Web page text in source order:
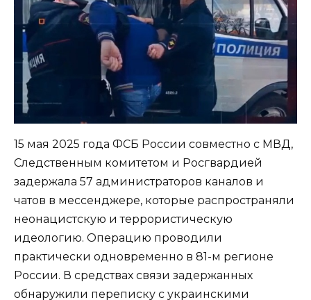
15 мая 2025 года ФСБ России совместно с МВД,
Следственным комитетом и Росгвардией
задержала 57 администраторов каналов и
чатов в мессенджере, которые распространяли
неонацистскую и террористическую
идеологию. Операцию проводили
практически одновременно в 81-м регионе
России. В средствах связи задержанных
обнаружили переписку с украинскими